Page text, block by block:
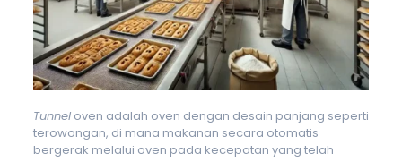
Tunneloven adalah oven dengan desain panjang seperti
terowongan, di mana makanan secara otomatis
bergerak melalui oven pada kecepatan yang telah